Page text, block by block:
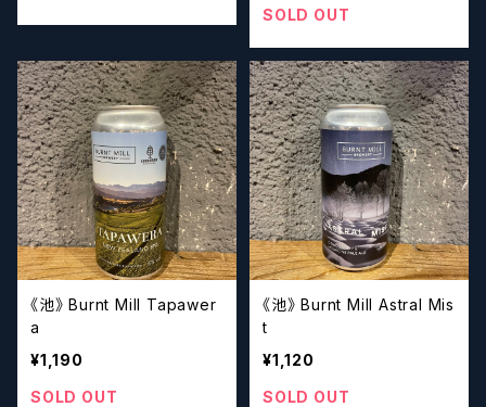
SOLD OUT
《池》 Burnt Mill Tapawer
a
¥1,190
SOLD OUT
《池》 Burnt Mill Astral Mis
t
¥1,120
SOLD OUT